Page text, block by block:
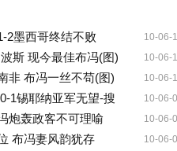
10-06-
2墨西哥终结不败
10-06-
斯 现今最佳布冯(图)
10-06-
非 布冯一丝不苟(图)
10-06-
1锡耶纳亚军无望-搜
10-06-
炮轰政客不可理喻
10-06-
布冯妻风韵犹存